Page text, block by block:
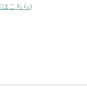
こちら)